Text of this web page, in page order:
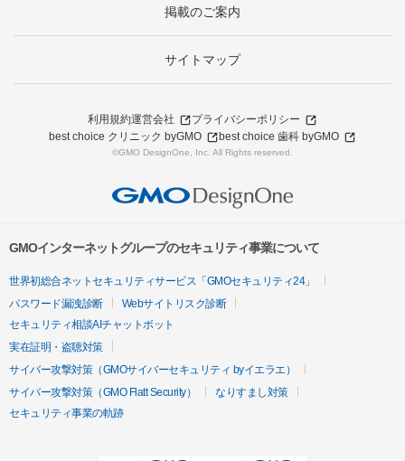
掲載のご案内
サイトマップ
利用規約運営会社
プライバシーポリシー
best choice クリニック byGMO
best choice 歯科 byGMO
©GMO DesignOne, Inc. All Rights reserved.
GMOインターネットグループのセキュリティ事業について
世界初総合ネットセキュリティサービス「GMOセキュリティ24」
パスワード漏洩診断
Webサイトリスク診断
セキュリティ相談AIチャットボット
実在証明・盗聴対策
サイバー攻撃対策（GMOサイバーセキュリティ byイエラエ）
サイバー攻撃対策（GMO Flatt Security）
なりすまし対策
セキュリティ事業の軌跡